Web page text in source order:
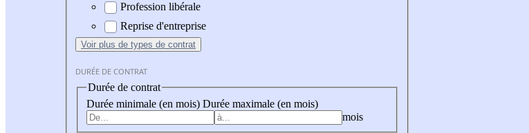
Profession libérale
Reprise d'entreprise
Voir plus de types de contrat
DURÉE DE CONTRAT
Durée de contrat
Durée minimale (en mois) Durée maximale (en mois)
mois